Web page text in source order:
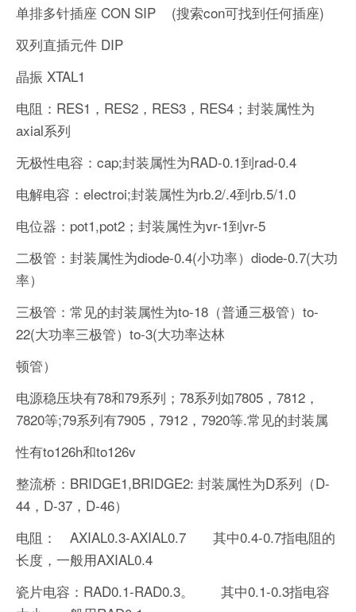
单排多针插座 CON SIP (搜索con可找到任何插座)
双列直插元件 DIP
晶振 XTAL1
电阻：RES1，RES2，RES3，RES4；封装属性为
axial系列
无极性电容：cap;封装属性为RAD-0.1到rad-0.4
电解电容：electroi;封装属性为rb.2/.4到rb.5/1.0
电位器：pot1,pot2；封装属性为vr-1到vr-5
二极管：封装属性为diode-0.4(小功率）diode-0.7(大功
率）
三极管：常见的封装属性为to-18（普通三极管）to-
22(大功率三极管）to-3(大功率达林
顿管）
电源稳压块有78和79系列；78系列如7805，7812，
7820等;79系列有7905，7912，7920等.常见的封装属
性有to126h和to126v
整流桥：BRIDGE1,BRIDGE2: 封装属性为D系列（D-
44，D-37，D-46）
电阻： AXIAL0.3-AXIAL0.7 其中0.4-0.7指电阻的
长度，一般用AXIAL0.4
瓷片电容：RAD0.1-RAD0.3。 其中0.1-0.3指电容